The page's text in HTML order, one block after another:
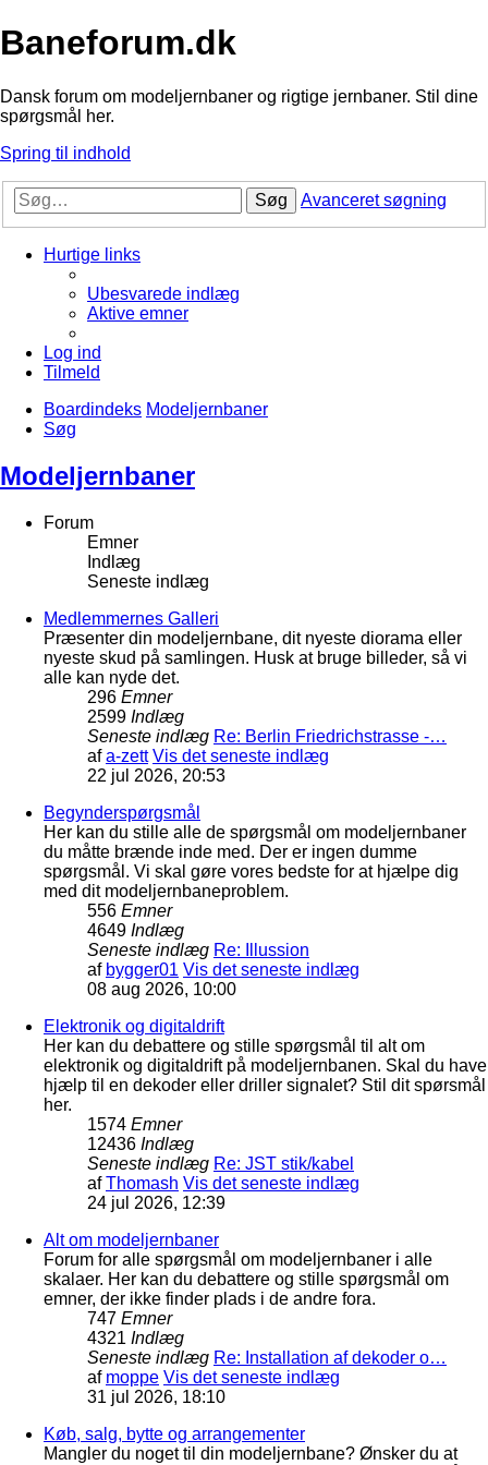
Baneforum.dk
Dansk forum om modeljernbaner og rigtige jernbaner. Stil dine
spørgsmål her.
Spring til indhold
Søg Avanceret søgning
Hurtige links
Ubesvarede indlæg
Aktive emner
Log ind
Tilmeld
Boardindeks Modeljernbaner
Søg
Modeljernbaner
Forum
Emner
Indlæg
Seneste indlæg
Medlemmernes Galleri
Præsenter din modeljernbane, dit nyeste diorama eller
nyeste skud på samlingen. Husk at bruge billeder, så vi
alle kan nyde det.
296 Emner
2599 Indlæg
Seneste indlæg Re: Berlin Friedrichstrasse -…
afa-zett Vis det seneste indlæg
22 jul 2026, 20:53
Begynderspørgsmål
Her kan du stille alle de spørgsmål om modeljernbaner
du måtte brænde inde med. Der er ingen dumme
spørgsmål. Vi skal gøre vores bedste for at hjælpe dig
med dit modeljernbaneproblem.
556 Emner
4649 Indlæg
Seneste indlæg Re: Illussion
af bygger01 Vis det seneste indlæg
08 aug 2026, 10:00
Elektronik og digitaldrift
Her kan du debattere og stille spørgsmål til alt om
elektronik og digitaldrift på modeljernbanen. Skal du have
hjælp til en dekoder eller driller signalet? Stil dit spørsmål
her.
1574 Emner
12436 Indlæg
Seneste indlæg Re: JST stik/kabel
afThomash Vis det seneste indlæg
24 jul 2026, 12:39
Alt om modeljernbaner
Forum for alle spørgsmål om modeljernbaner i alle
skalaer. Her kan du debattere og stille spørgsmål om
emner, der ikke finder plads i de andre fora.
747 Emner
4321 Indlæg
Seneste indlæg Re: Installation af dekoder o…
af moppe Vis det seneste indlæg
31 jul 2026, 18:10
Køb, salg, bytte og arrangementer
Mangler du noget til din modeljernbane? Ønsker du at